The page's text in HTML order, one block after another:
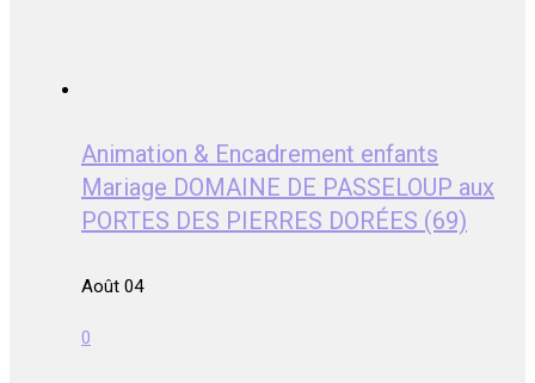
Animation & Encadrement enfants
Mariage DOMAINE DE PASSELOUP aux
PORTES DES PIERRES DORÉES (69)
Août 04
0